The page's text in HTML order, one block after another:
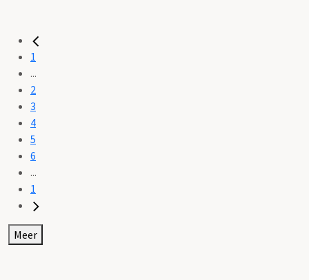
1
...
2
3
4
5
6
...
1
Meer